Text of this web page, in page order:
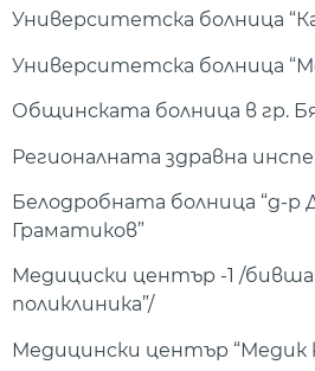
Университетска болница
Университетска болница
Общинската болница в гр.
Регионалната здравна
Белодробната болница “д-
Граматиков”
Медициски център -1 /
поликлиника”/
Медицински център “Медик